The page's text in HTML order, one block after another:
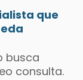
que
busca
consulta.